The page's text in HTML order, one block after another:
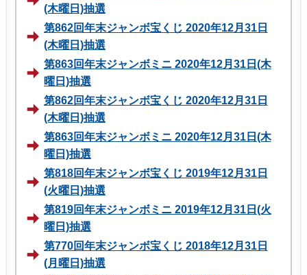
(木曜日)抽選
第862回年末ジャンボ宝くじ 2020年12月31日
(木曜日)抽選
第863回年末ジャンボミニ 2020年12月31日(木
曜日)抽選
第862回年末ジャンボ宝くじ 2020年12月31日
(木曜日)抽選
第863回年末ジャンボミニ 2020年12月31日(木
曜日)抽選
第818回年末ジャンボ宝くじ 2019年12月31日
(火曜日)抽選
第819回年末ジャンボミニ 2019年12月31日(火
曜日)抽選
第770回年末ジャンボ宝くじ 2018年12月31日
(月曜日)抽選